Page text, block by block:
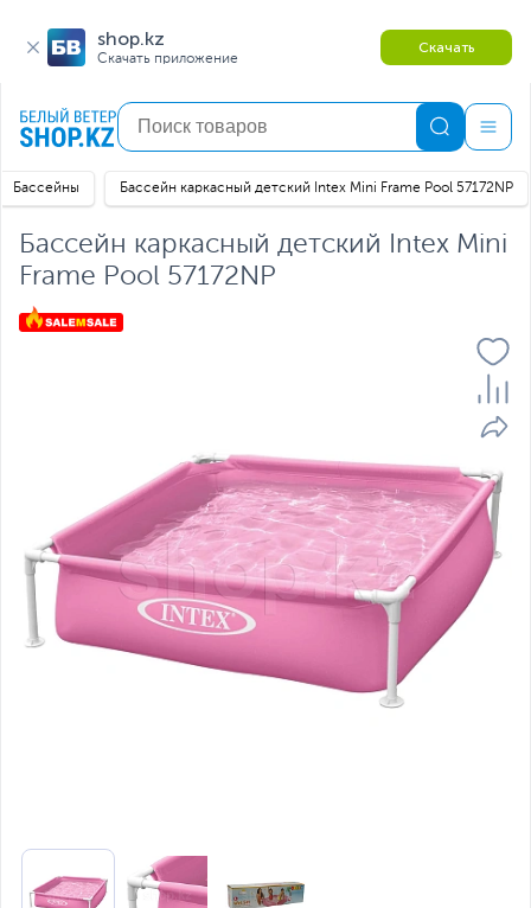
shop.kz
Скачать приложение
Скачать
Бассейны Бассейн каркасный детский Intex Mini Frame Pool 57172NP
Бассейн каркасный детский Intex Mini
Frame Pool 57172NP